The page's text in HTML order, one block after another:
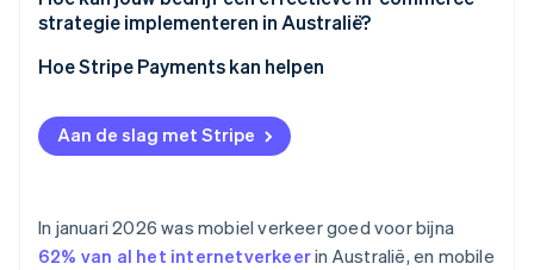
Koop nu, betaal later
Real-time betalingen van rekening naar rekening
strategie implementeren in Australië?
Ontwerp met de mobiele ervaring voorop
Bied de juiste mix van betaalmethoden aan
Integreer fulfilmentkanalen
Hoe Stripe Payments kan helpen
Aan de slag met Stripe
In januari 2026 was mobiel verkeer goed voor bijna
62% van al het internetverkeerin Australië, en mobile